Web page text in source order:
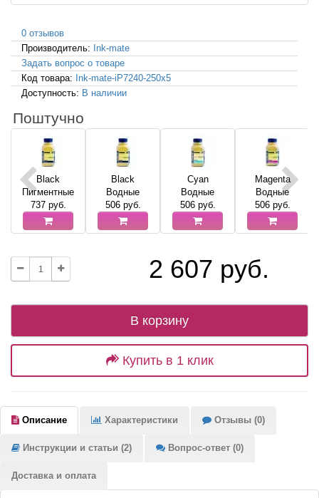
0 отзывов
Производитель: Ink-mate
Задать вопрос о товаре
Код товара: Ink-mate-iP7240-250x5
Доступность: В наличии
Поштучно
Black
Пигментные
737руб.
Black
Водные
506руб.
Cyan
Водные
506руб.
Magenta
Водные
506руб.
2 607 руб.
В корзину
Купить в 1 клик
Описание Характеристики Отзывы (0)
Инструкции и статьи (2) Вопрос-ответ (0)
Доставка и оплата